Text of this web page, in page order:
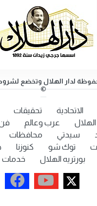
لدار الهلال وتخضع
©
الاتحادية تحقيقات
عرب وعالم
سيدتي محافظات
توك شو كنوزنا
بورتريه الهلال
خدمات